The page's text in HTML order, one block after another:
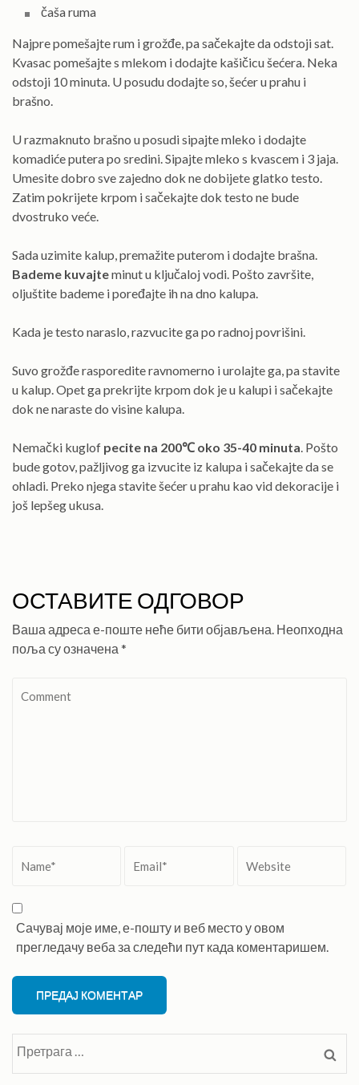
čaša ruma
Najpre pomešajte rum i grožđe, pa sačekajte da odstoji sat.
Kvasac pomešajte s mlekom i dodajte kašičicu šećera. Neka
odstoji 10 minuta. U posudu dodajte so, šećer u prahu i
brašno.
U razmaknuto brašno u posudi sipajte mleko i dodajte
komadiće putera po sredini. Sipajte mleko s kvascem i 3 jaja.
Umesite dobro sve zajedno dok ne dobijete glatko testo.
Zatim pokrijete krpom i sačekajte dok testo ne bude
dvostruko veće.
Sada uzimite kalup, premažite puterom i dodajte brašna.
Bademe kuvajteminut u ključaloj vodi. Pošto završite,
oljuštite bademe i poređajte ih na dno kalupa.
Kada je testo naraslo, razvucite ga po radnoj povrišini.
Suvo grožđe rasporedite ravnomerno i urolajte ga, pa stavite
u kalup. Opet ga prekrijte krpom dok je u kalupi i sačekajte
dok ne naraste do visine kalupa.
Nemački kuglof pecite na 200℃ oko 35-40 minuta. Pošto
bude gotov, pažljivog ga izvucite iz kalupa i sačekajte da se
ohladi. Preko njega stavite šećer u prahu kao vid dekoracije i
još lepšeg ukusa.
ОСТАВИТЕ ОДГОВОР
Ваша адреса е-поште неће бити објављена. Неопходна
поља су означена *
Сачувај моје име, е-пошту и веб место у овом
прегледачу веба за следећи пут када коментаришем.